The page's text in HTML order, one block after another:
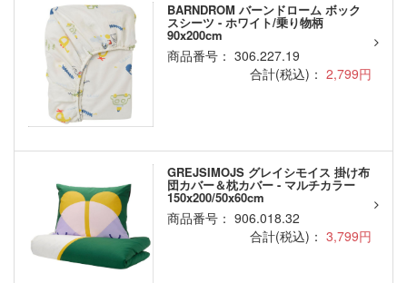
BARNDROM バーンドローム ボック
スシーツ - ホワイト/乗り物柄
90x200cm
商品番号： 306.227.19
合計(税込)： 2,799円
GREJSIMOJS グレイシモイス 掛け布
団カバー＆枕カバー - マルチカラー
150x200/50x60cm
商品番号： 906.018.32
合計(税込)： 3,799円